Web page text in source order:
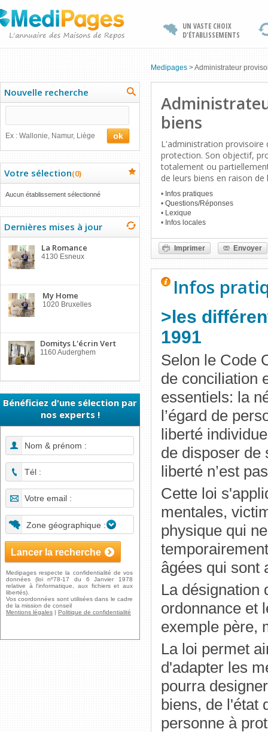
UN VASTE CHOIX
D'ÉTABLISSEMENTS
Medipages >Administrateur
Nouvelle recherche
Ex : Wallonie, Namur, Liège
Votre sélection(0)
Aucun établissement sélectionné
Dernières mises à jour
La Romance
4130 Esneux
My Home
1020 Bruxelles
Domitys L'écrin Vert
1160 Auderghem
Bénéficiez d'une sélection par
nos experts !
Zone géographique :
Medipages respecte la confidentialité de vos
données (loi nº78-17 du 6 Janvier 1978
relative à l'informatique, aux fichiers et aux
libertés).
Vos coordonnées sont utilisées dans le cadre
de la mission de conseil
Mentions légales | Politique de confidentialité
biens
L'administration provisoire
protection. Son objectif,
totalement ou
de leurs biens en raison
• Infos pratiques
• Questions/Réponses
• Lexique
• Infos locales
Imprimer Envoyer
Infos
>les
1991
Selon le Code
de conciliation
essentiels: la
l’égard de
liberté
de disposer de
liberté n’est
Cette loi
mentales,
physique qui
âgées qui sont
La désignation
ordonnance et
exemple père,
La loi permet
d'adapter les
pourra
biens, de l'état
personne à